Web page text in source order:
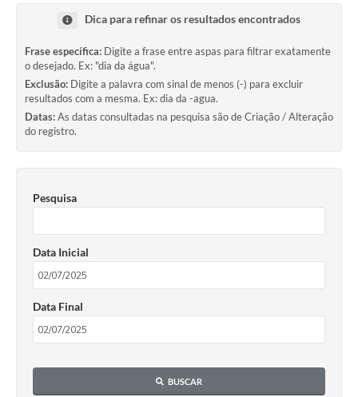
Dica para refinar os resultados encontrados
Frase específica: Digite a frase entre aspas para filtrar exatamente
o desejado. Ex: "dia da água".
Exclusão: Digite a palavra com sinal de menos (-) para excluir
resultados com a mesma. Ex: dia da -agua.
Datas:As datas consultadas na pesquisa são de Criação / Alteração
do registro.
Pesquisa
Data Inicial
Data Final
BUSCAR